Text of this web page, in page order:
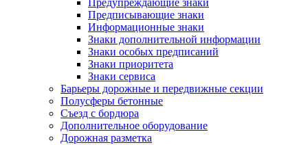
Предупреждающие знаки
Предписывающие знаки
Информационные знаки
Знаки дополнительной информации
Знаки особых предписаний
Знаки приоритета
Знаки сервиса
Барьеры дорожные и передвижные секции
Полусферы бетонные
Съезд с бордюра
Дополнительное оборудование
Дорожная разметка